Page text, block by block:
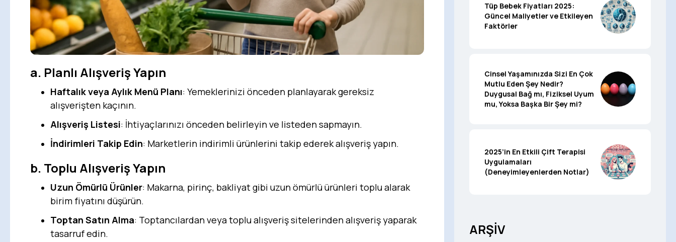
a. Planlı Alışveriş Yapın
Haftalık veya Aylık Menü Planı: Yemeklerinizi önceden planlayarak gereksiz
alışverişten kaçının.
Alışveriş Listesi: İhtiyaçlarınızı önceden belirleyin ve listeden sapmayın.
İndirimleri Takip Edin: Marketlerin indirimli ürünlerini takip ederek alışveriş yapın.
b. Toplu Alışveriş Yapın
Uzun Ömürlü Ürünler: Makarna, pirinç, bakliyat gibi uzun ömürlü ürünleri toplu alarak
birim fiyatını düşürün.
Toptan Satın Alma: Toptancılardan veya toplu alışveriş sitelerinden alışveriş yaparak
tasarruf edin.
Tüp Bebek Fiyatları 2025:
Güncel Maliyetler ve Etkileyen
Faktörler
Cinsel Yaşamınızda Sizi En Çok
Mutlu Eden Şey Nedir?
Duygusal Bağ mı, Fiziksel Uyum
mu, Yoksa Başka Bir Şey mi?
2025’in En Etkili Çift Terapisi
Uygulamaları
(Deneyimleyenlerden Notlar)
ARŞİV